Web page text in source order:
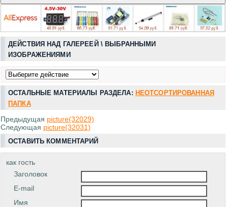
ДЕЙСТВИЯ НАД ГАЛЕРЕЕЙ \ ВЫБРАННЫМИ
ИЗОБРАЖЕНИЯМИ
ОСТАЛЬНЫЕ МАТЕРИАЛЫ РАЗДЕЛА: НЕОТСОРТИРОВАННАЯ
ПАПКА
Предыдущая picture(32029)
Следующая picture(32031)
ОСТАВИТЬ КОММЕНТАРИЙ
как гость
Заголовок
E-mail
Имя